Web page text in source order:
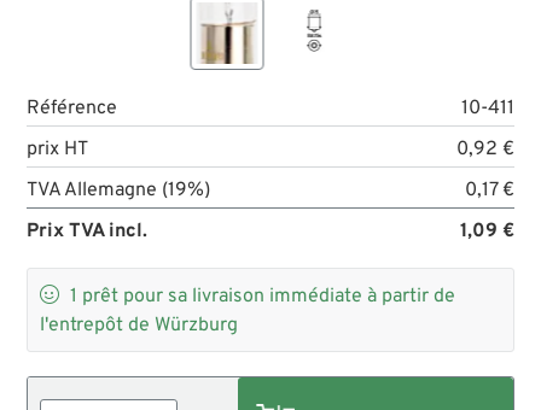
Référence
10-411
prix HT
0,92 €
TVA Allemagne (19%)
0,17 €
Prix TVA incl.
1,09 €
 1 prêt pour sa livraison immédiate à partir de
l'entrepôt de Würzburg